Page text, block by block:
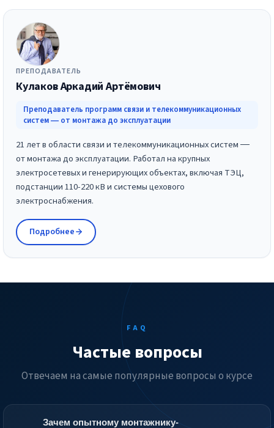
ПРЕПОДАВАТЕЛЬ
Кулаков Аркадий Артёмович
Преподаватель программ связи и телекоммуникационных
систем — от монтажа до эксплуатации
21 лет в области связи и телекоммуникационных систем —
от монтажа до эксплуатации. Работал на крупных
электросетевых и генерирующих объектах, включая ТЭЦ,
подстанции 110-220 кВ и системы цехового
электроснабжения.
Подробнее
FAQ
Частые вопросы
Отвечаем на самые популярные вопросы о курсе
Зачем опытному монтажнику-